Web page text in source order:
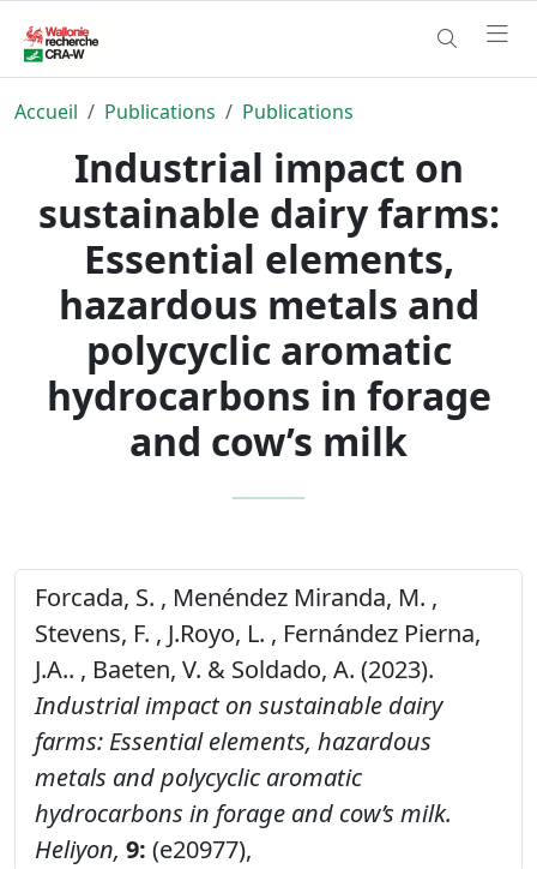
Accueil Publications Publications
Industrial impact on
sustainable dairy farms:
Essential elements,
hazardous metals and
polycyclic aromatic
hydrocarbons in forage
and cow’s milk
Forcada, S. , Menéndez Miranda, M. ,
Stevens, F. , J.Royo, L. , Fernández Pierna,
J.A.. , Baeten, V. & Soldado, A. (2023).
Industrial impact on sustainable dairy
farms: Essential elements, hazardous
metals and polycyclic aromatic
hydrocarbons in forage and cow’s milk.
Heliyon, 9: (e20977),